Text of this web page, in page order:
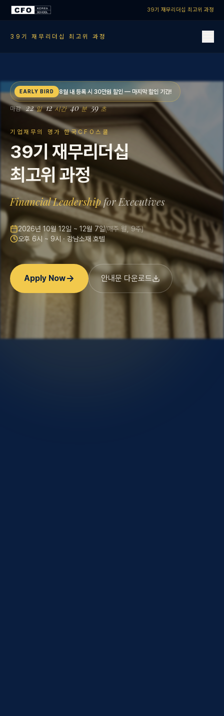
39기 재무리더십 최고위 과정
39기 재무리더십 최고위 과정
EARLY BIRD 8월 내 등록 시 30만원 할인 — 마지막 할인 기간!
마감 22 일 12 시간 40 분 58 초
기업재무의 명가 한국CFO스쿨
39기 재무리더십
최고위 과정
Financial Leadershipfor Executives
2026년 10월 12일 ~ 12월 7일(매주 월, 9주)
오후 6시 ~ 9시 · 강남소재 호텔
Apply Now 안내문 다운로드